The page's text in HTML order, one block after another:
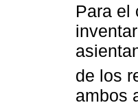
Para el
de los
ambos